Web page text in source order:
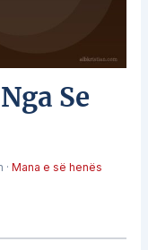
Se
· Mana e së henës